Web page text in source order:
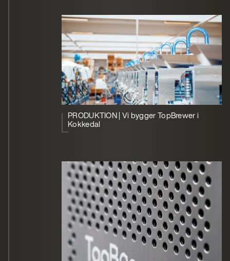
PRODUKTION | Vi bygger TopBrewer i
Kokkedal